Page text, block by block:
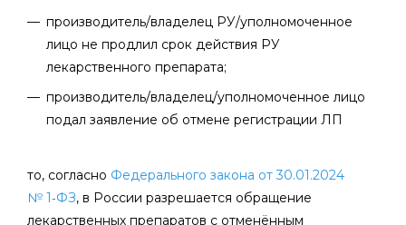
производитель/владелец РУ/уполномоченное
лицо не продлил срок действия РУ
лекарственного препарата;
производитель/владелец/уполномоченное лицо
подал заявление об отмене регистрации ЛП
то, согласно Федерального закона от 30.01.2024
№ 1‑ФЗ, в России разрешается обращение
лекарственных препаратов с отменённым